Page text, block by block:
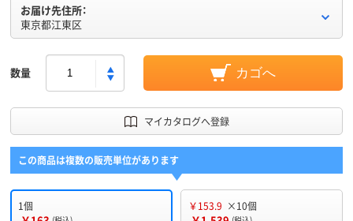
お届け先住所：
東京都江東区
数量 カゴへ
マイカタログへ登録
この商品は複数の販売単位があります
1個 ￥153.9 ×10個